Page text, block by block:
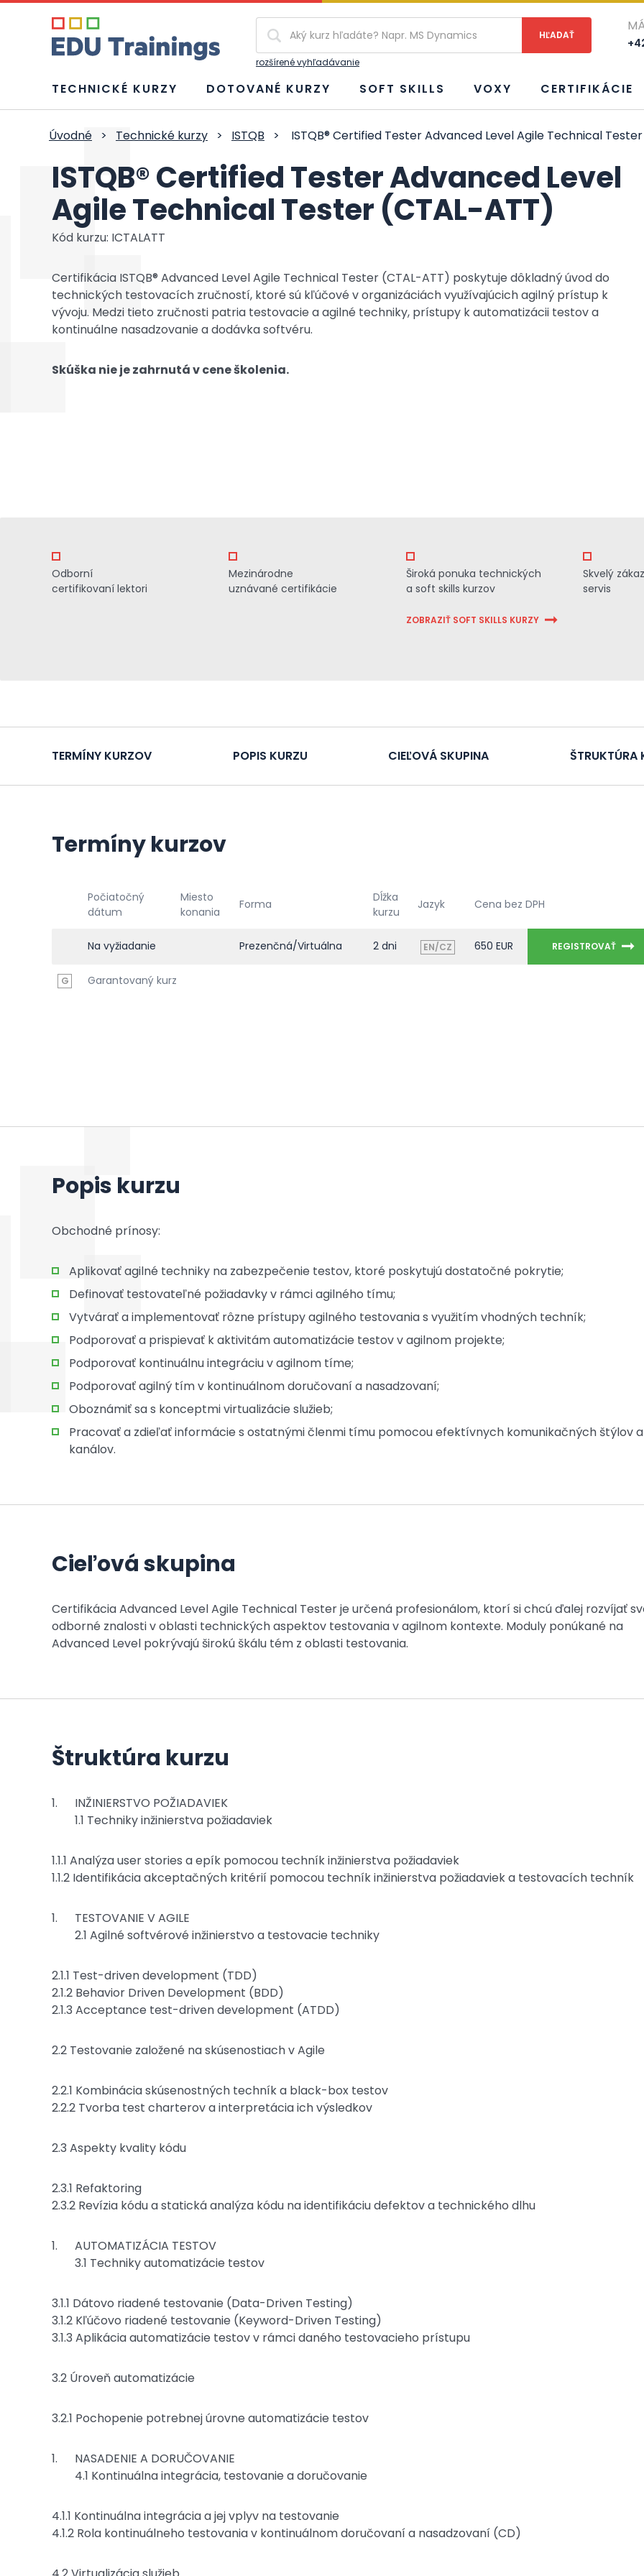
rozšírené vyhľadávanie
TECHNICKÉ KURZY DOTOVANÉ KURZY SOFT SKILLS VOXY CERTIFIKÁCIE
Úvodné > Technické kurzy > ISTQB > ISTQB® Certified Tester Advanced Level Agile Technical
ISTQB® Certified Tester Advanced Level
Agile Technical Tester (CTAL-ATT)
Kód kurzu: ICTALATT
Certifikácia ISTQB® Advanced Level Agile Technical Tester (CTAL-ATT) poskytuje dôkladný úvod do
technických testovacích zručností, ktoré sú kľúčové v organizáciách využívajúcich agilný prístup k
vývoju. Medzi tieto zručnosti patria testovacie a agilné techniky, prístupy k automatizácii testov a
kontinuálne nasadzovanie a dodávka softvéru.
Skúška nie je zahrnutá v cene školenia.
Odborní
certifikovaní lektori
Mezinárodne
uznávané certifikácie
Široká ponuka technických
a soft skills kurzov
ZOBRAZIŤ SOFT SKILLS KURZY
Skvelý
servis
TERMÍNY KURZOV POPIS KURZU CIEĽOVÁ SKUPINA ŠTRUKTÚRA
Termíny kurzov
Počiatočný
dátum
Miesto
konania
Forma
Dĺžka
kurzu
Jazyk Cena bez DPH
Na vyžiadanie Prezenčná/Virtuálna 2 dni EN/CZ 650 EUR REGISTROVAŤ
G Garantovaný kurz
Popis kurzu
Obchodné prínosy:
Aplikovať agilné techniky na zabezpečenie testov, ktoré poskytujú dostatočné pokrytie;
Definovať testovateľné požiadavky v rámci agilného tímu;
Vytvárať a implementovať rôzne prístupy agilného testovania s využitím vhodných techník;
Podporovať a prispievať k aktivitám automatizácie testov v agilnom projekte;
Podporovať kontinuálnu integráciu v agilnom tíme;
Podporovať agilný tím v kontinuálnom doručovaní a nasadzovaní;
Oboznámiť sa s konceptmi virtualizácie služieb;
Pracovať a zdieľať informácie s ostatnými členmi tímu pomocou efektívnych komunikačných štýlov a
kanálov.
Cieľová skupina
Certifikácia Advanced Level Agile Technical Tester je určená profesionálom, ktorí si chcú ďalej rozvíjať
odborné znalosti v oblasti technických aspektov testovania v agilnom kontexte. Moduly ponúkané na
Advanced Level pokrývajú širokú škálu tém z oblasti testovania.
Štruktúra kurzu
INŽINIERSTVO POŽIADAVIEK
1.1 Techniky inžinierstva požiadaviek
1.1.1 Analýza user stories a epík pomocou techník inžinierstva požiadaviek
1.1.2 Identifikácia akceptačných kritérií pomocou techník inžinierstva požiadaviek a testovacích techník
TESTOVANIE V AGILE
2.1 Agilné softvérové inžinierstvo a testovacie techniky
2.1.1 Test-driven development (TDD)
2.1.2 Behavior Driven Development (BDD)
2.1.3 Acceptance test-driven development (ATDD)
2.2 Testovanie založené na skúsenostiach v Agile
2.2.1 Kombinácia skúsenostných techník a black-box testov
2.2.2 Tvorba test charterov a interpretácia ich výsledkov
2.3 Aspekty kvality kódu
2.3.1 Refaktoring
2.3.2 Revízia kódu a statická analýza kódu na identifikáciu defektov a technického dlhu
AUTOMATIZÁCIA TESTOV
3.1 Techniky automatizácie testov
3.1.1 Dátovo riadené testovanie (Data-Driven Testing)
3.1.2 Kľúčovo riadené testovanie (Keyword-Driven Testing)
3.1.3 Aplikácia automatizácie testov v rámci daného testovacieho prístupu
3.2 Úroveň automatizácie
3.2.1 Pochopenie potrebnej úrovne automatizácie testov
NASADENIE A DORUČOVANIE
4.1 Kontinuálna integrácia, testovanie a doručovanie
4.1.1 Kontinuálna integrácia a jej vplyv na testovanie
4.1.2 Rola kontinuálneho testovania v kontinuálnom doručovaní a nasadzovaní (CD)